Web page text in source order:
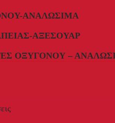
ΑΝΑΛΏΣΙΜΑ
ΑΞΕΣΟΥΆΡ
ΟΞΥΓΌΝΟΥ –